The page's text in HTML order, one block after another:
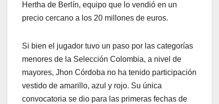
Hertha de Berlín, equipo que lo vendió en un
precio cercano a los 20 millones de euros.
Si bien el jugador tuvo un paso por las categorías
menores de la Selección Colombia, a nivel de
mayores, Jhon Córdoba no ha tenido participación
vestido de amarillo, azul y rojo. Su única
convocatoria se dio para las primeras fechas de